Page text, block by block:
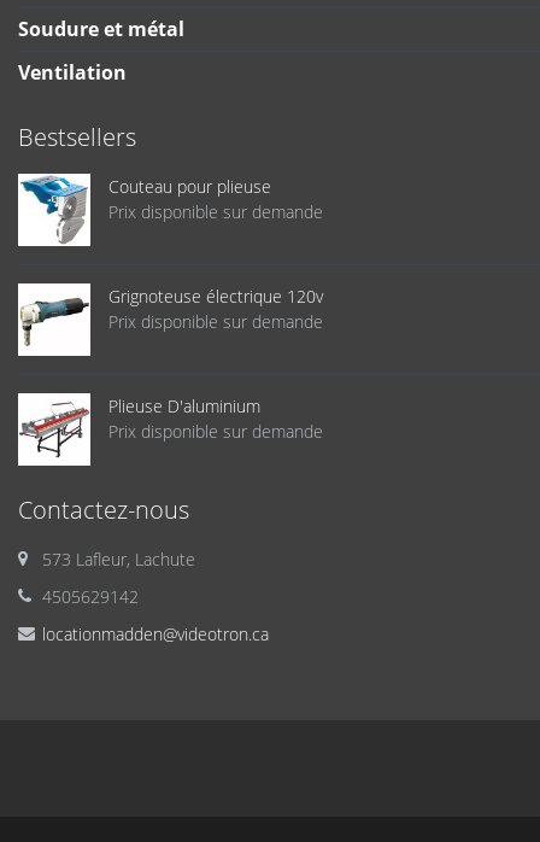
Soudure et métal
Ventilation
Bestsellers
Couteau pour plieuse
Prix disponible sur demande
Grignoteuse électrique 120v
Prix disponible sur demande
Plieuse D'aluminium
Prix disponible sur demande
Contactez-nous
573 Lafleur, Lachute
4505629142
locationmadden@videotron.ca